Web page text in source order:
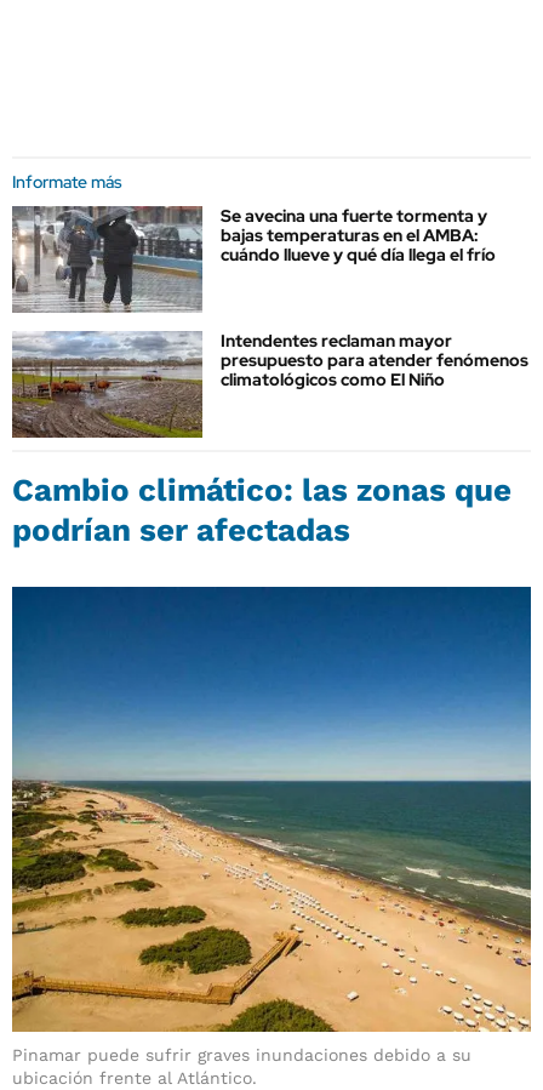
Informate más
Se avecina una fuerte tormenta y
bajas temperaturas en el AMBA:
cuándo llueve y qué día llega el frío
Intendentes reclaman mayor
presupuesto para atender fenómenos
climatológicos como El Niño
Cambio climático: las zonas que
podrían ser afectadas
Pinamar puede sufrir graves inundaciones debido a su
ubicación frente al Atlántico.